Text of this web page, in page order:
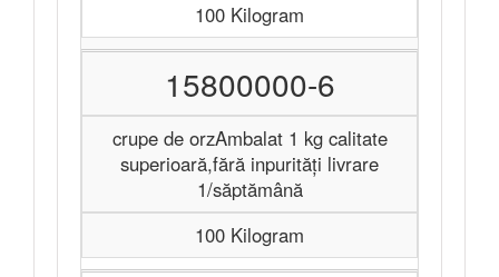
100 Kilogram
15800000-6
crupe de orzAmbalat 1 kg calitate
superioară,fără inpurităţi livrare
1/săptămână
100 Kilogram